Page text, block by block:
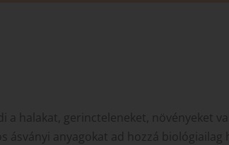
a halakat, gerincteleneket, növényeket
anyagokat ad hozzá biológiailag